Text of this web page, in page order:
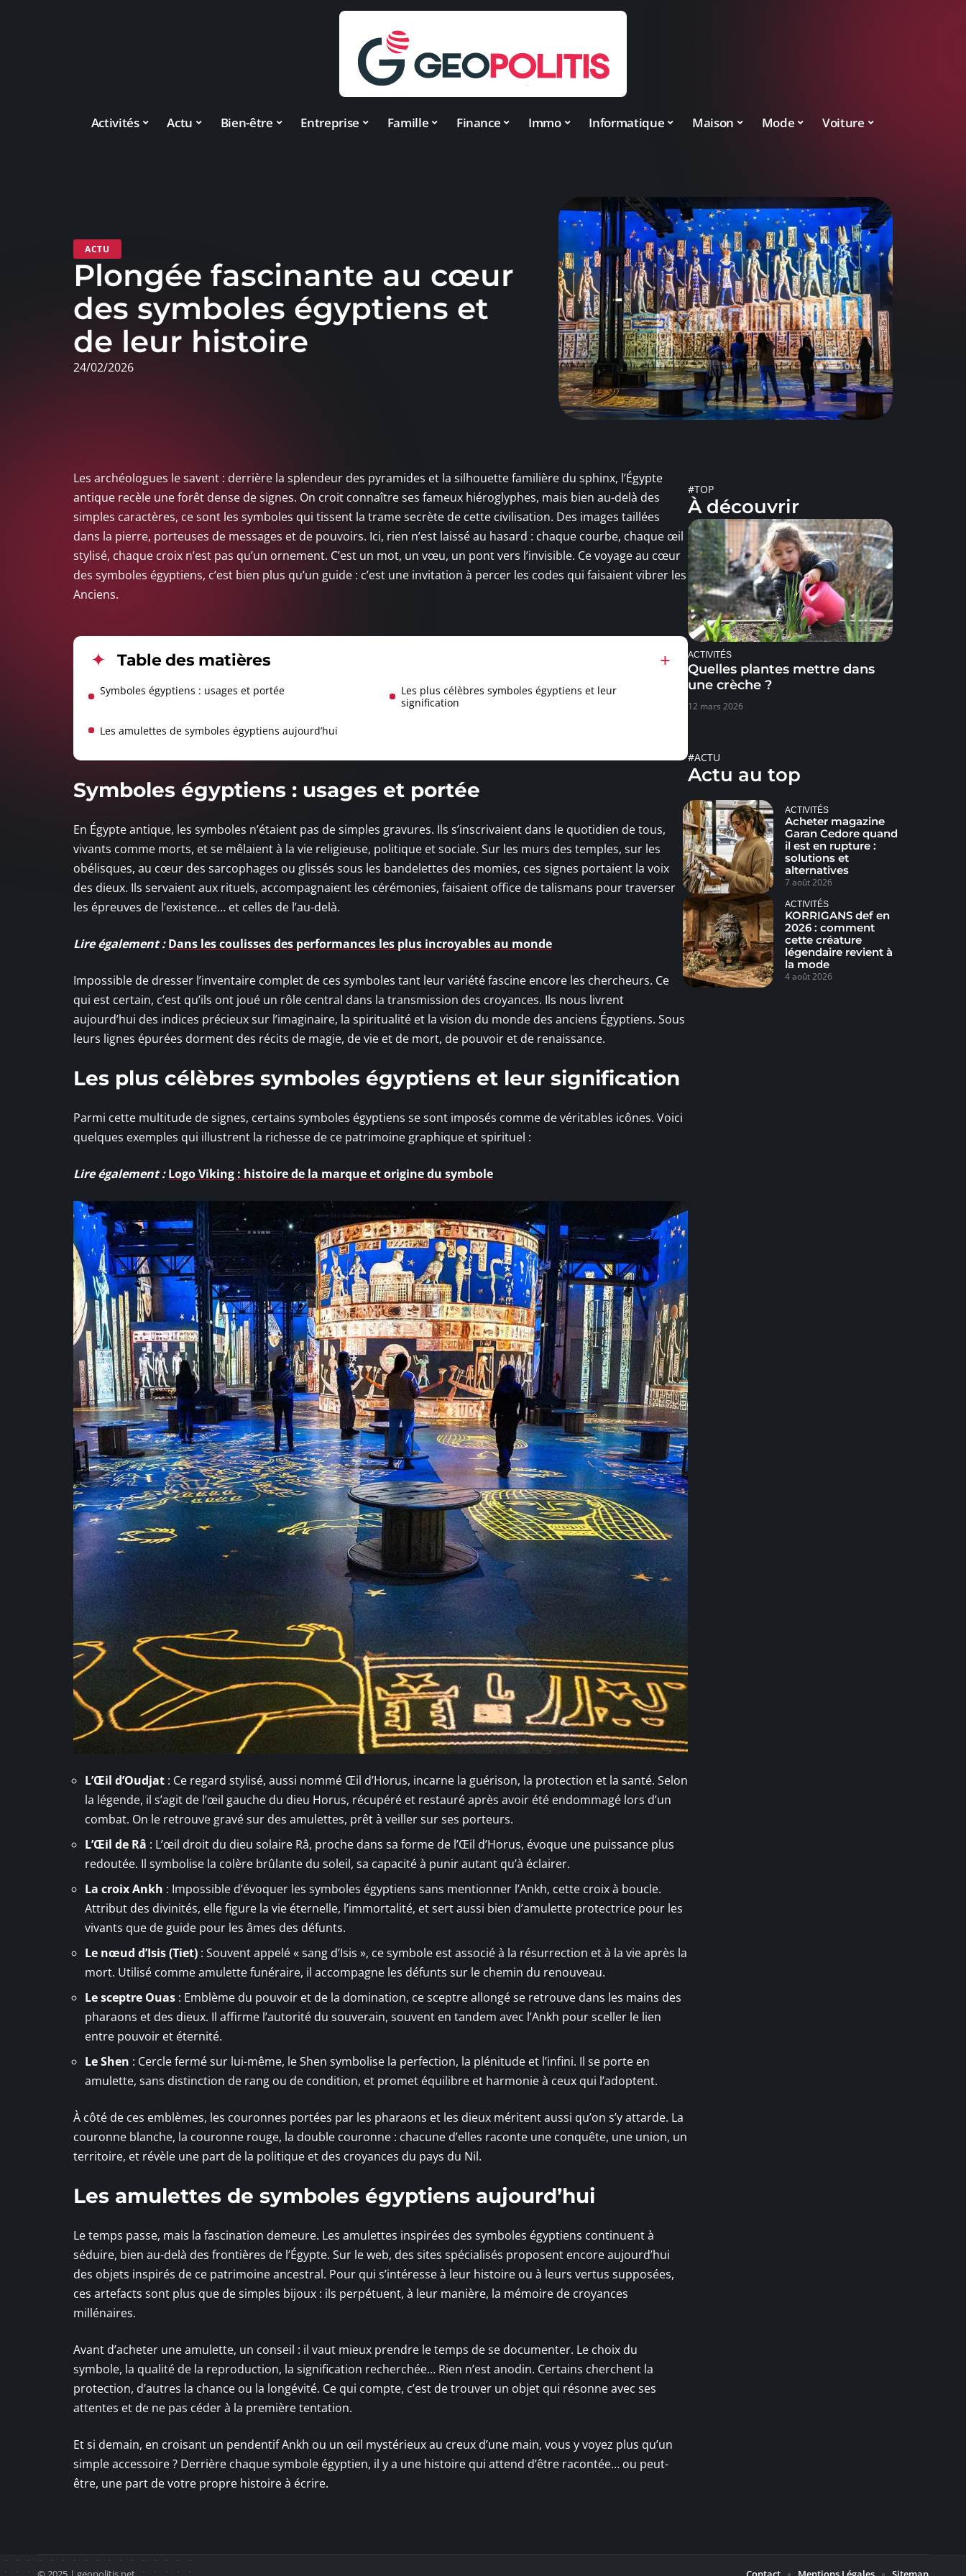
Activités Actu Bien-être Entreprise Famille Finance Immo Informatique Maison Mode Voiture
ACTU
Plongée fascinante au cœur
des symboles égyptiens et
de leur histoire
24/02/2026
Les archéologues le savent : derrière la splendeur des pyramides et la silhouette familière du sphinx, l’Égypte
antique recèle une forêt dense de signes. On croit connaître ses fameux hiéroglyphes, mais bien au-delà des
simples caractères, ce sont les symboles qui tissent la trame secrète de cette civilisation. Des images taillées
dans la pierre, porteuses de messages et de pouvoirs. Ici, rien n’est laissé au hasard : chaque courbe, chaque œil
stylisé, chaque croix n’est pas qu’un ornement. C’est un mot, un vœu, un pont vers l’invisible. Ce voyage au cœur
des symboles égyptiens, c’est bien plus qu’un guide : c’est une invitation à percer les codes qui faisaient vibrer les
Anciens.
Table des matières
Symboles égyptiens : usages et portée
Les plus célèbres symboles égyptiens et leur
signification
Les amulettes de symboles égyptiens aujourd’hui
Symboles égyptiens : usages et portée
En Égypte antique, les symboles n’étaient pas de simples gravures. Ils s’inscrivaient dans le quotidien de tous,
vivants comme morts, et se mêlaient à la vie religieuse, politique et sociale. Sur les murs des temples, sur les
obélisques, au cœur des sarcophages ou glissés sous les bandelettes des momies, ces signes portaient la voix
des dieux. Ils servaient aux rituels, accompagnaient les cérémonies, faisaient office de talismans pour traverser
les épreuves de l’existence… et celles de l’au-delà.
Lire également : Dans les coulisses des performances les plus incroyables au monde
Impossible de dresser l’inventaire complet de ces symboles tant leur variété fascine encore les chercheurs. Ce
qui est certain, c’est qu’ils ont joué un rôle central dans la transmission des croyances. Ils nous livrent
aujourd’hui des indices précieux sur l’imaginaire, la spiritualité et la vision du monde des anciens Égyptiens. Sous
leurs lignes épurées dorment des récits de magie, de vie et de mort, de pouvoir et de renaissance.
Les plus célèbres symboles égyptiens et leur signification
Parmi cette multitude de signes, certains symboles égyptiens se sont imposés comme de véritables icônes. Voici
quelques exemples qui illustrent la richesse de ce patrimoine graphique et spirituel :
Lire également : Logo Viking : histoire de la marque et origine du symbole
L’Œil d’Oudjat : Ce regard stylisé, aussi nommé Œil d’Horus, incarne la guérison, la protection et la santé. Selon
la légende, il s’agit de l’œil gauche du dieu Horus, récupéré et restauré après avoir été endommagé lors d’un
combat. On le retrouve gravé sur des amulettes, prêt à veiller sur ses porteurs.
L’Œil de Râ : L’œil droit du dieu solaire Râ, proche dans sa forme de l’Œil d’Horus, évoque une puissance plus
redoutée. Il symbolise la colère brûlante du soleil, sa capacité à punir autant qu’à éclairer.
La croix Ankh : Impossible d’évoquer les symboles égyptiens sans mentionner l’Ankh, cette croix à boucle.
Attribut des divinités, elle figure la vie éternelle, l’immortalité, et sert aussi bien d’amulette protectrice pour les
vivants que de guide pour les âmes des défunts.
Le nœud d’Isis (Tiet) : Souvent appelé « sang d’Isis », ce symbole est associé à la résurrection et à la vie après la
mort. Utilisé comme amulette funéraire, il accompagne les défunts sur le chemin du renouveau.
Le sceptre Ouas : Emblème du pouvoir et de la domination, ce sceptre allongé se retrouve dans les mains des
pharaons et des dieux. Il affirme l’autorité du souverain, souvent en tandem avec l’Ankh pour sceller le lien
entre pouvoir et éternité.
Le Shen : Cercle fermé sur lui-même, le Shen symbolise la perfection, la plénitude et l’infini. Il se porte en
amulette, sans distinction de rang ou de condition, et promet équilibre et harmonie à ceux qui l’adoptent.
À côté de ces emblèmes, les couronnes portées par les pharaons et les dieux méritent aussi qu’on s’y attarde. La
couronne blanche, la couronne rouge, la double couronne : chacune d’elles raconte une conquête, une union, un
territoire, et révèle une part de la politique et des croyances du pays du Nil.
Les amulettes de symboles égyptiens aujourd’hui
Le temps passe, mais la fascination demeure. Les amulettes inspirées des symboles égyptiens continuent à
séduire, bien au-delà des frontières de l’Égypte. Sur le web, des sites spécialisés proposent encore aujourd’hui
des objets inspirés de ce patrimoine ancestral. Pour qui s’intéresse à leur histoire ou à leurs vertus supposées,
ces artefacts sont plus que de simples bijoux : ils perpétuent, à leur manière, la mémoire de croyances
millénaires.
Avant d’acheter une amulette, un conseil : il vaut mieux prendre le temps de se documenter. Le choix du
symbole, la qualité de la reproduction, la signification recherchée… Rien n’est anodin. Certains cherchent la
protection, d’autres la chance ou la longévité. Ce qui compte, c’est de trouver un objet qui résonne avec ses
attentes et de ne pas céder à la première tentation.
Et si demain, en croisant un pendentif Ankh ou un œil mystérieux au creux d’une main, vous y voyez plus qu’un
simple accessoire ? Derrière chaque symbole égyptien, il y a une histoire qui attend d’être racontée… ou peut-
être, une part de votre propre histoire à écrire.
#TOP
À découvrir
ACTIVITÉS
Quelles plantes mettre dans
une crèche ?
12 mars 2026
#ACTU
Actu au top
ACTIVITÉS
Acheter magazine
Garan Cedore quand
il est en rupture :
solutions et
alternatives
7 août 2026
ACTIVITÉS
KORRIGANS def en
2026 : comment
cette créature
légendaire revient à
la mode
4 août 2026